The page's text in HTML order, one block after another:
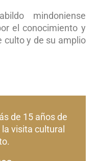
mindoniense
el conocimiento y
culto y de su amplio
de 15 años de
visita cultural